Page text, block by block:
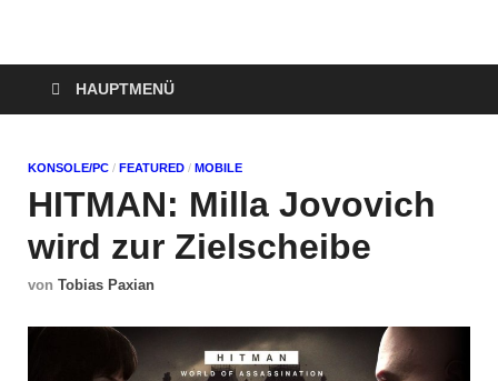
Technoloki: Gaming
und Entertainment
News
Blockbuster, Indie-Perlen und Retro-Klassiker.
HAUPTMENÜ
KONSOLE/PC / FEATURED / MOBILE
HITMAN: Milla Jovovich
wird zur Zielscheibe
von Tobias Paxian